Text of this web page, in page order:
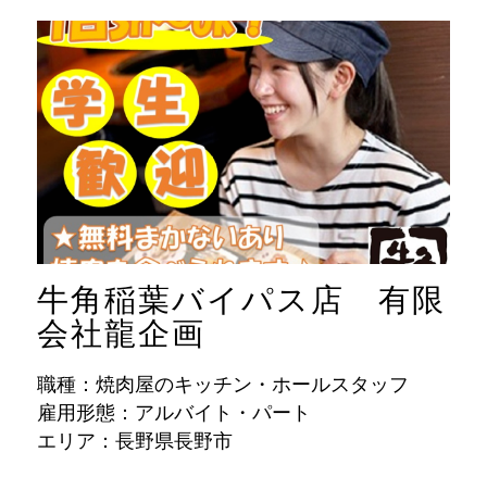
牛角稲葉バイパス店 有限
会社龍企画
職種：焼肉屋のキッチン・ホールスタッフ
雇用形態：アルバイト・パート
エリア：長野県長野市